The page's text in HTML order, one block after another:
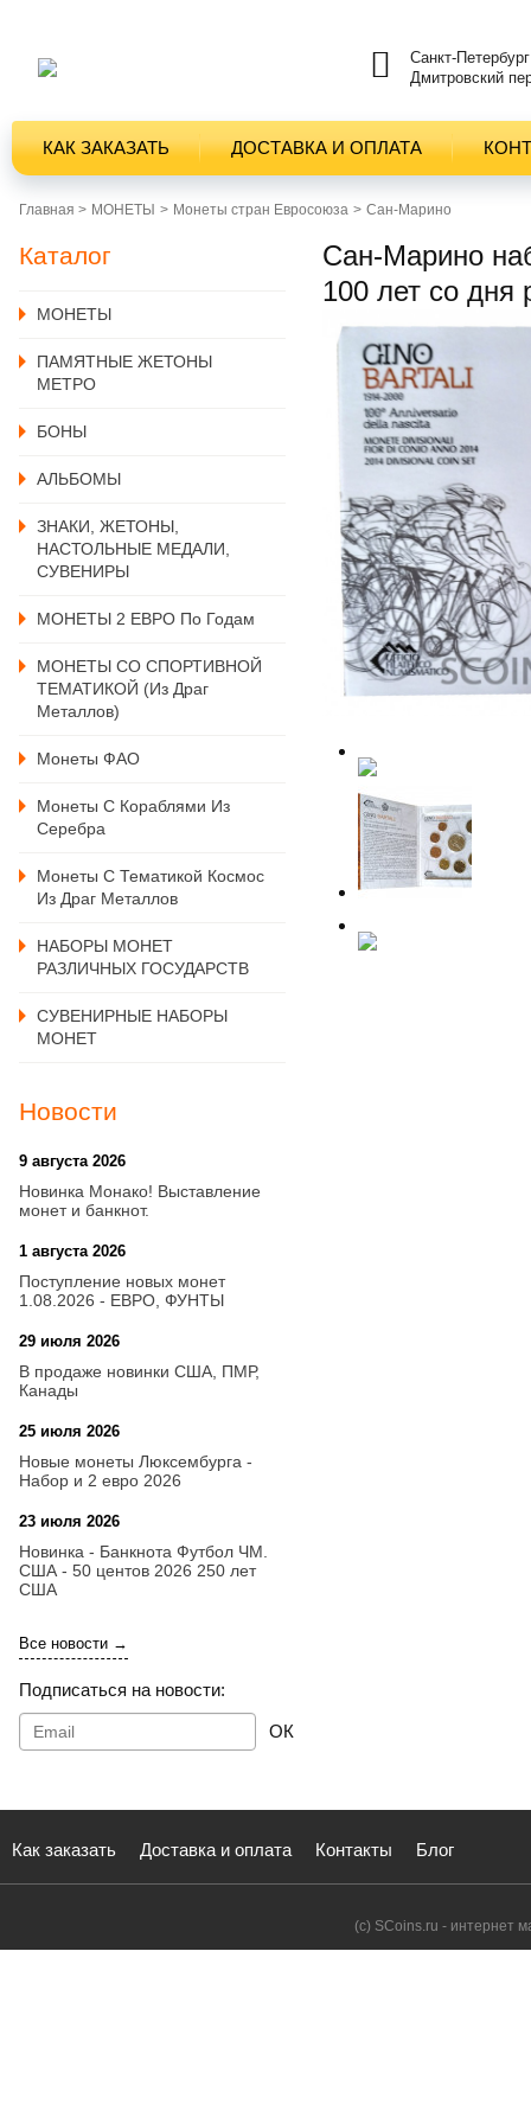
Санкт-Петербург
Дмитровский
КАК ЗАКАЗАТЬ ДОСТАВКА И ОПЛАТА
Главная > MОНЕТЫ Монеты стран Евросоюза Сан-Марино
Каталог
MОНЕТЫ
ПАМЯТНЫЕ ЖЕТОНЫ
МЕТРО
БОНЫ
АЛЬБОМЫ
ЗНАКИ, ЖЕТОНЫ,
НАСТОЛЬНЫЕ МЕДАЛИ,
СУВЕНИРЫ
МОНЕТЫ 2 ЕВРО По Годам
МОНЕТЫ СО СПОРТИВНОЙ
ТЕМАТИКОЙ (из Драг
Металлов)
Монеты ФАО
Монеты С Кораблями Из
Серебра
Монеты С Тематикой Космос
Из Драг Металлов
НАБОРЫ МОНЕТ
РАЗЛИЧНЫХ ГОСУДАРСТВ
СУВЕНИРНЫЕ НАБОРЫ
МОНЕТ
Новости
9 августа 2026
Новинка Монако! Выставление
монет и банкнот.
1 августа 2026
Поступление новых монет
1.08.2026 - ЕВРО, ФУНТЫ
29 июля 2026
В продаже новинки США, ПМР,
Канады
25 июля 2026
Новые монеты Люксембурга -
Набор и 2 евро 2026
23 июля 2026
Новинка - Банкнота Футбол ЧМ.
США - 50 центов 2026 250 лет
США
Все новости →
Подписаться на новости:
ОК
Сан-Марино
100 лет со
Как заказать Доставка и оплата Контакты Блог
(с) SCoins.ru - интернет